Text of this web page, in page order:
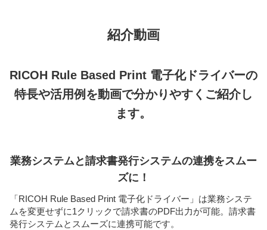
紹介動画
RICOH Rule Based Print 電子化ドライバーの
特長や活用例を動画で分かりやすくご紹介し
ます。
業務システムと請求書発行システムの連携をスムー
ズに！
「RICOH Rule Based Print 電子化ドライバー」は業務システ
ムを変更せずに1クリックで請求書のPDF出力が可能。請求書
発行システムとスムーズに連携可能です。